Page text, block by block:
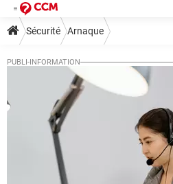
Sécurité Arnaque